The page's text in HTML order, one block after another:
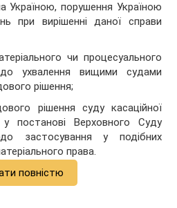
Україною, порушення Україною
при вирішенні даної справи
чи процесуального
ухвалення вищими судами
рішення;
рішення суду касаційної
у постанові Верховного Суду
застосування у подібних
права.
повністю